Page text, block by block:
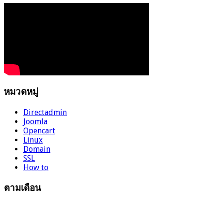
หมวดหมู่
Directadmin
Joomla
Opencart
Linux
Domain
SSL
How to
ตามเดือน